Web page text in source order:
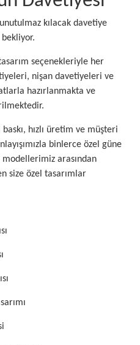
kılacak davetiye
seçenekleriyle her
nişan davetiyeleri ve
hazırlanmakta ve
hızlı üretim ve müşteri
binlerce özel güne
arasından
size özel tasarımlar